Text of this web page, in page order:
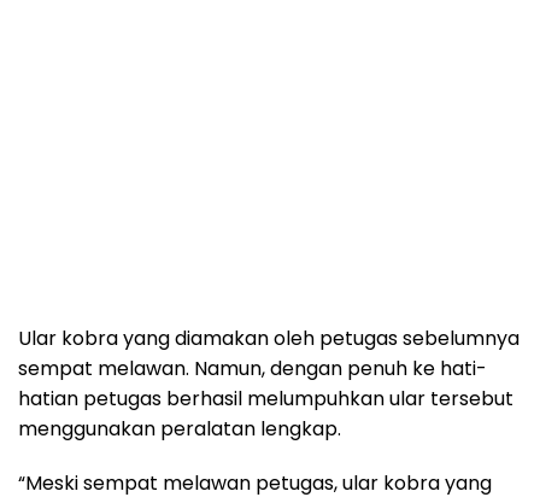
Ular kobra yang diamakan oleh petugas sebelumnya
sempat melawan. Namun, dengan penuh ke hati-
hatian petugas berhasil melumpuhkan ular tersebut
menggunakan peralatan lengkap.
“Meski sempat melawan petugas, ular kobra yang